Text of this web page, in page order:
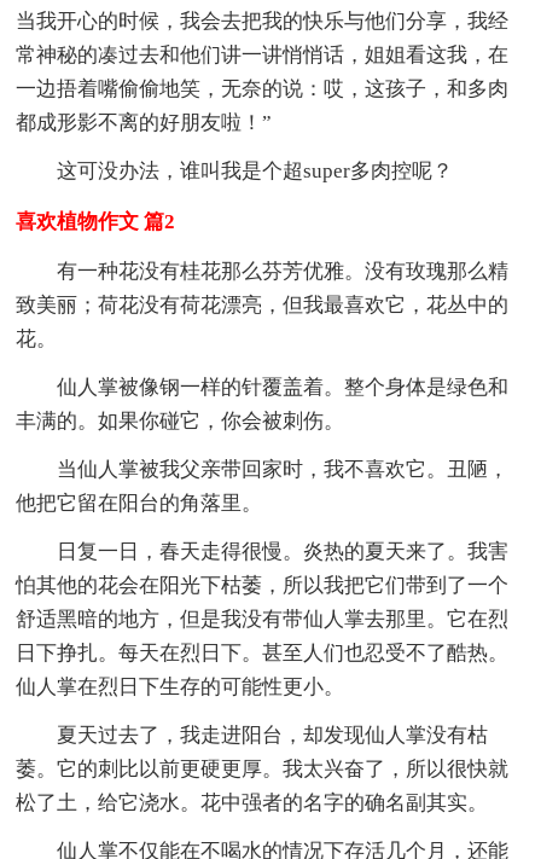
当我开心的时候，我会去把我的快乐与他们分享，我经
常神秘的凑过去和他们讲一讲悄悄话，姐姐看这我，在
一边捂着嘴偷偷地笑，无奈的说：哎，这孩子，和多肉
都成形影不离的好朋友啦！”
这可没办法，谁叫我是个超super多肉控呢？
喜欢植物作文 篇2
有一种花没有桂花那么芬芳优雅。没有玫瑰那么精
致美丽；荷花没有荷花漂亮，但我最喜欢它，花丛中的
花。
仙人掌被像钢一样的针覆盖着。整个身体是绿色和
丰满的。如果你碰它，你会被刺伤。
当仙人掌被我父亲带回家时，我不喜欢它。丑陋，
他把它留在阳台的角落里。
日复一日，春天走得很慢。炎热的夏天来了。我害
怕其他的花会在阳光下枯萎，所以我把它们带到了一个
舒适黑暗的地方，但是我没有带仙人掌去那里。它在烈
日下挣扎。每天在烈日下。甚至人们也忍受不了酷热。
仙人掌在烈日下生存的可能性更小。
夏天过去了，我走进阳台，却发现仙人掌没有枯
萎。它的刺比以前更硬更厚。我太兴奋了，所以很快就
松了土，给它浇水。花中强者的名字的确名副其实。
仙人掌不仅能在不喝水的情况下存活几个月，还能